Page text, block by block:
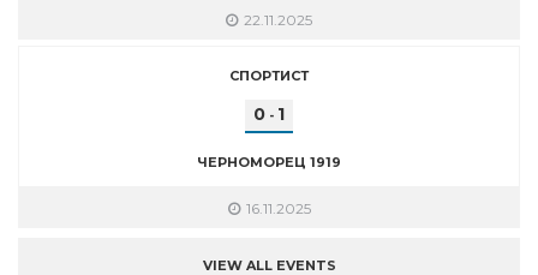
22.11.2025
СПОРТИСТ
0 - 1
ЧЕРНОМОРЕЦ 1919
16.11.2025
VIEW ALL EVENTS